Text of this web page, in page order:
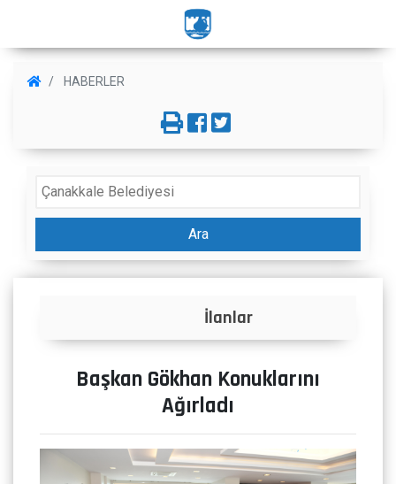
HABERLER
Ara
İlanlar
Başkan Gökhan Konuklarını
Ağırladı